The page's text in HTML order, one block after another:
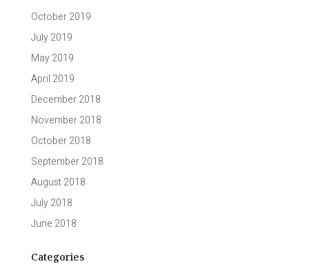
October 2019
July 2019
May 2019
April 2019
December 2018
November 2018
October 2018
September 2018
August 2018
July 2018
June 2018
Categories